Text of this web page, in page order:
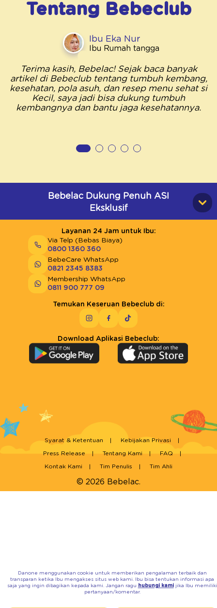
Tentang Bebeclub
Ibu Eka Nur
Ibu Rumah tangga
Terima kasih, Bebelac! Sejak baca banyak
artikel di Bebeclub tentang tumbuh kembang,
kesehatan, pola asuh, dan resep menu sehat si
Kecil, saya jadi bisa dukung tumbuh
kembangnya dan bantu jaga kesehatannya.
Bebelac Dukung Penuh ASI
Eksklusif
Layanan 24 Jam untuk Ibu:
Via Telp (Bebas Biaya)
0800 1360 360
BebeCare WhatsApp
0821 2345 8383
Membership WhatsApp
0811 900 777 09
Temukan Keseruan Bebeclub di:
Download Aplikasi Bebeclub:
© 2026 Bebelac.
Syarat & Ketentuan Kebijakan Privasi
Press Release Tentang Kami FAQ
Kontak Kami Tim Penulis Tim Ahli
Danone menggunakan cookie untuk memberikan pengalaman terbaik dan
transparan ketika Ibu mengakses situs web kami. Ibu bisa tentukan informasi apa
saja yang ingin dibagikan kepada kami. Jangan ragu hubungi kamijika Ibu memiliki
pertanyaan/komentar.